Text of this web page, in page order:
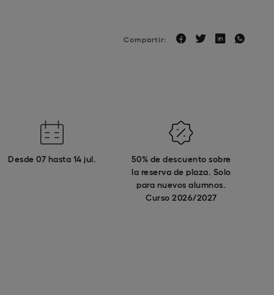
Compartir:
Desde 07 hasta 14 jul.
50% de descuento sobre
la reserva de plaza. Solo
para nuevos alumnos.
Curso 2026/2027